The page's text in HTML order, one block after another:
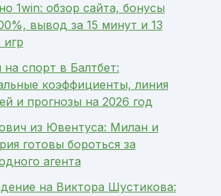
1win: обзор сайта, бонусы
вывод за 15 минут и 13
на спорт в Балтбет:
коэффициенты, линия
и прогнозы на 2026 год
из Ювентуса: Милан и
готовы бороться за
агента
на Виктора Шустикова: